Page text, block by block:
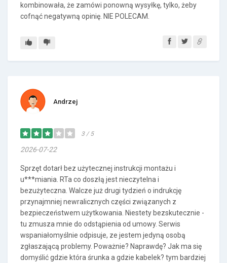
kombinowała, że zamówi ponowną wysyłkę, tylko, żeby
cofnąć negatywną opinię. NIE POLECAM.
Andrzej
3 / 5
2026-07-22
Sprzęt dotarł bez użytecznej instrukcji montażu i
u***miania. RTa co doszłą jest nieczytelna i
bezużyteczna. Walcze już drugi tydzień o indrukcję
przynajmniej newralicznych części związanych z
bezpieczeństwem użytkowania. Niestety bezskutecznie -
tu zmusza mnie do odstąpienia od umowy. Serwis
wspaniałomyślnie odpisuje, ze jestem jedyną osobą
zgłaszającą problemy. Poważnie? Naprawdę? Jak ma się
domyślić gdzie która śrunka a gdzie kabelek? tym bardziej